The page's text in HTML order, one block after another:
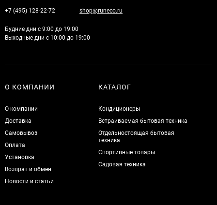
+7 (495) 128-22-72 shop@runeco.ru
Будние дни с 9:00 до 19:00
Выходные дни с 10:00 до 19:00
О КОМПАНИИ
О компании
Доставка
Самовывоз
Оплата
Установка
Возврат и обмен
Новости и статьи
КАТАЛОГ
Кондиционеры
Встраиваемая бытовая техника
Отдельностоящая бытовая
техника
Спортивные товары
Садовая техника